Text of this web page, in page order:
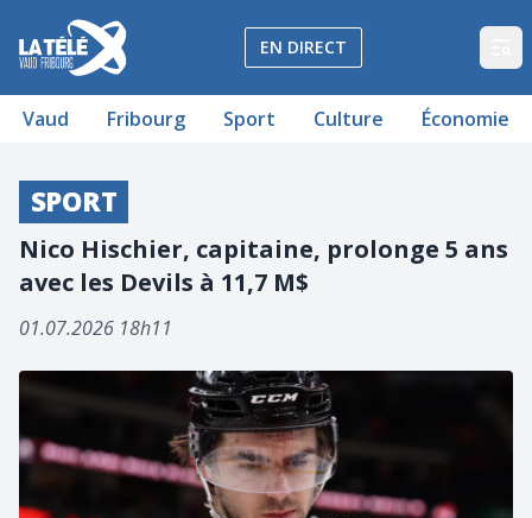
La Télé - Télévision régionale Vaud et Fribourg
EN DIRECT
Vaud Fribourg Sport Culture Économie
SPORT
Nico Hischier, capitaine, prolonge 5 ans
avec les Devils à 11,7 M$
01.07.2026 18h11